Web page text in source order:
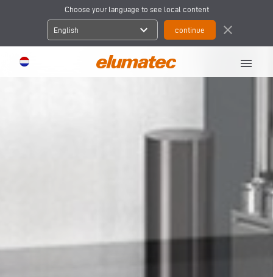
Choose your language to see local content
English expand_more close
menu